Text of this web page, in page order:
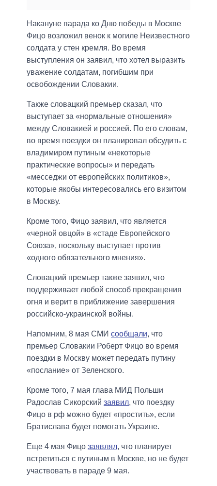
Накануне парада ко Дню победы в Москве
Фицо возложил венок к могиле Неизвестного
солдата у стен кремля. Во время
выступления он заявил, что хотел выразить
уважение солдатам, погибшим при
освобождении Словакии.
Также словацкий премьер сказал, что
выступает за «нормальные отношения»
между Словакией и россией. По его словам,
во время поездки он планировал обсудить с
владимиром путиным «некоторые
практические вопросы» и передать
«месседжи от европейских политиков»,
которые якобы интересовались его визитом
в Москву.
Кроме того, Фицо заявил, что является
«черной овцой» в «стаде Европейского
Союза», поскольку выступает против
«одного обязательного мнения».
Словацкий премьер также заявил, что
поддерживает любой способ прекращения
огня и верит в приближение завершения
российско-украинской войны.
Напомним, 8 мая СМИ сообщали, что
премьер Словакии Роберт Фицо во время
поездки в Москву может передать путину
«послание» от Зеленского.
Кроме того, 7 мая глава МИД Польши
Радослав Сикорский заявил, что поездку
Фицо в рф можно будет «простить», если
Братислава будет помогать Украине.
Еще 4 мая Фицо заявлял, что планирует
встретиться с путиным в Москве, но не будет
участвовать в параде 9 мая.